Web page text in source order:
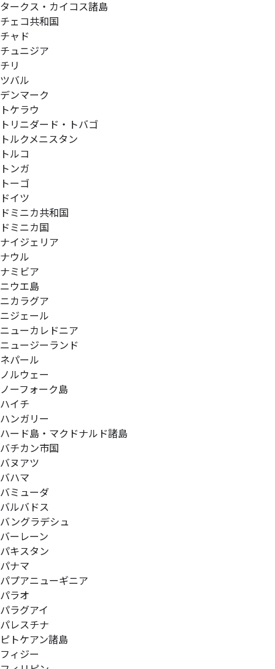
タークス・カイコス諸島
チェコ共和国
チャド
チュニジア
チリ
ツバル
デンマーク
トケラウ
トリニダード・トバゴ
トルクメニスタン
トルコ
トンガ
トーゴ
ドイツ
ドミニカ共和国
ドミニカ国
ナイジェリア
ナウル
ナミビア
ニウエ島
ニカラグア
ニジェール
ニューカレドニア
ニュージーランド
ネパール
ノルウェー
ノーフォーク島
ハイチ
ハンガリー
ハード島・マクドナルド諸島
バチカン市国
バヌアツ
バハマ
バミューダ
バルバドス
バングラデシュ
バーレーン
パキスタン
パナマ
パプアニューギニア
パラオ
パラグアイ
パレスチナ
ピトケアン諸島
フィジー